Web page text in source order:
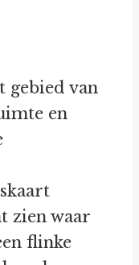
gebied van
en
zien waar
flinke